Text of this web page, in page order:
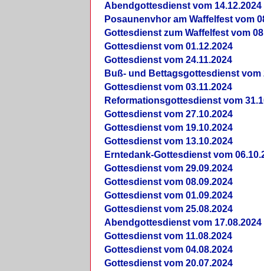
Abendgottesdienst vom 14.12.2024
Posaunenvhor am Waffelfest vom
Gottesdienst zum Waffelfest vom
Gottesdienst vom 01.12.2024
Gottesdienst vom 24.11.2024
Buß- und Bettagsgottesdienst vom
Gottesdienst vom 03.11.2024
Reformationsgottesdienst vom
Gottesdienst vom 27.10.2024
Gottesdienst vom 19.10.2024
Gottesdienst vom 13.10.2024
Erntedank-Gottesdienst vom
Gottesdienst vom 29.09.2024
Gottesdienst vom 08.09.2024
Gottesdienst vom 01.09.2024
Gottesdienst vom 25.08.2024
Abendgottesdienst vom 17.08.2024
Gottesdienst vom 11.08.2024
Gottesdienst vom 04.08.2024
Gottesdienst vom 20.07.2024